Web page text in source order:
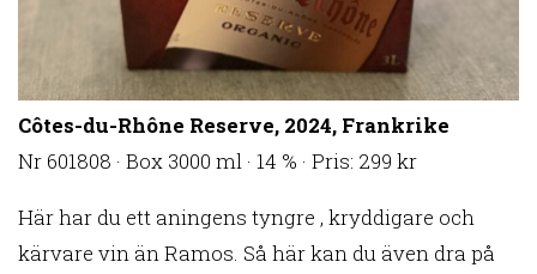
Côtes-du-Rhône Reserve, 2024, Frankrike
Nr 601808 · Box 3000 ml · 14 % · Pris: 299 kr
Här har du ett aningens tyngre , kryddigare och
kärvare vin än Ramos. Så här kan du även dra på